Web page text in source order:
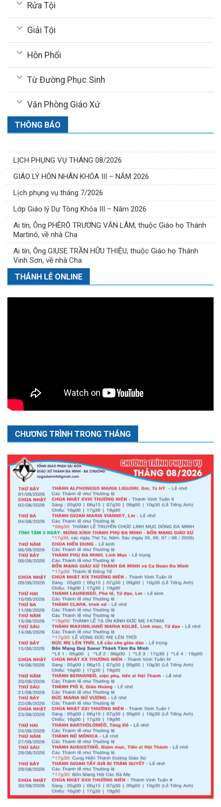
Rửa Tội
Giải Tội
Hôn Phối
Từ Đường Phục Sinh
Văn Phòng Giáo Xứ
THÔNG BÁO
LỊCH PHỤNG VỤ THÁNG 08/2026
GIÁO LÝ HÔN NHÂN KHÓA III – NĂM 2026
Lịch phụng vụ tháng 7/2026
Lớp Giáo lý Dự Tòng Khóa III – Năm 2026
Ai tín, Ông PHÊRÔ TRƯƠNG VĂN LÂM, thuộc Giáo họ Thánh
Martinô, về nhà Cha
Ai tín, Ông GIUSE TRẦN HỮU THIỆU, thuộc Giáo họ Thánh
Vinh Sơn, về nhà Cha
THÁNH LỄ ONLINE
CHƯƠNG TRÌNH TRONG THÁNG